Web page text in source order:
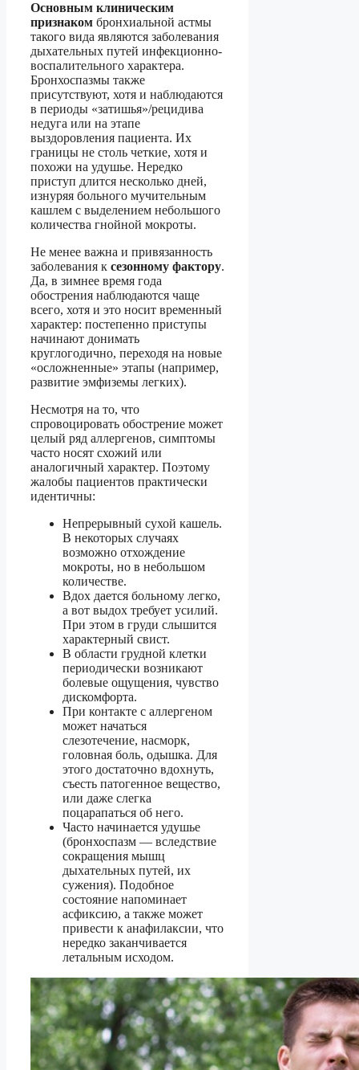
Основным клиническим
признаком бронхиальной астмы
такого вида являются заболевания
дыхательных путей инфекционно-
воспалительного характера.
Бронхоспазмы также
присутствуют, хотя и наблюдаются
в периоды «затишья»/рецидива
недуга или на этапе
выздоровления пациента. Их
границы не столь четкие, хотя и
похожи на удушье. Нередко
приступ длится несколько дней,
изнуряя больного мучительным
кашлем с выделением небольшого
количества гнойной мокроты.
Не менее важна и привязанность
заболевания к сезонному фактору.
Да, в зимнее время года
обострения наблюдаются чаще
всего, хотя и это носит временный
характер: постепенно приступы
начинают донимать
круглогодично, переходя на новые
«осложненные» этапы (например,
развитие эмфиземы легких).
Несмотря на то, что
спровоцировать обострение может
целый ряд аллергенов, симптомы
часто носят схожий или
аналогичный характер. Поэтому
жалобы пациентов практически
идентичны:
Непрерывный сухой кашель.
В некоторых случаях
возможно отхождение
мокроты, но в небольшом
количестве.
Вдох дается больному легко,
а вот выдох требует усилий.
При этом в груди слышится
характерный свист.
В области грудной клетки
периодически возникают
болевые ощущения, чувство
дискомфорта.
При контакте с аллергеном
может начаться
слезотечение, насморк,
головная боль, одышка. Для
этого достаточно вдохнуть,
съесть патогенное вещество,
или даже слегка
поцарапаться об него.
Часто начинается удушье
(бронхоспазм — вследствие
сокращения мышц
дыхательных путей, их
сужения). Подобное
состояние напоминает
асфиксию, а также может
привести к анафилаксии, что
нередко заканчивается
летальным исходом.